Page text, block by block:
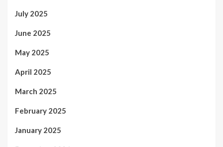
July 2025
June 2025
May 2025
April 2025
March 2025
February 2025
January 2025